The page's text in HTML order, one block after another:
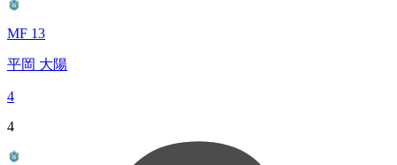
MF 13
平岡 大陽
4
4